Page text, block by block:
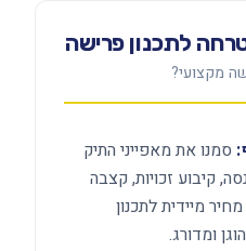
לתכנון פרישה
מקצועי?
סמנו את מאפייני התיק
קיבוע זכויות, קצבה
מיידית לתכנון
ומדורג.